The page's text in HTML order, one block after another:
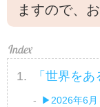
ますので、
「世界を
▶2026年6月